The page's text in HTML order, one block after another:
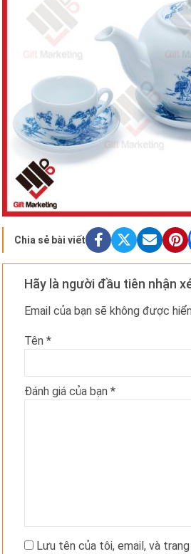
Chia sẻ bài viết
Hãy là người đầu tiên nhận
Email của bạn sẽ không được
Tên *
Đánh giá của bạn *
Lưu tên của tôi, email, và